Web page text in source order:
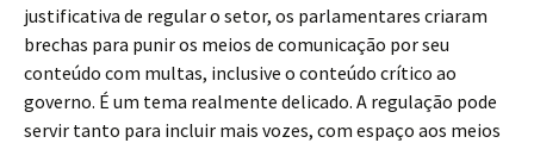
justificativa de regular o setor, os parlamentares criaram
brechas para punir os meios de comunicação por seu
conteúdo com multas, inclusive o conteúdo crítico ao
governo. É um tema realmente delicado. A regulação pode
servir tanto para incluir mais vozes, com espaço aos meios